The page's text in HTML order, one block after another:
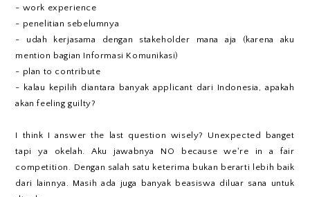
- work experience
- penelitian sebelumnya
- udah kerjasama dengan stakeholder mana aja (karena aku
mention bagian Informasi Komunikasi)
- plan to contribute
- kalau kepilih diantara banyak applicant dari Indonesia, apakah
akan feeling guilty?
I think I answer the last question wisely? Unexpected banget
tapi ya okelah. Aku jawabnya NO because we're in a fair
competition. Dengan salah satu keterima bukan berarti lebih baik
dari lainnya. Masih ada juga banyak beasiswa diluar sana untuk